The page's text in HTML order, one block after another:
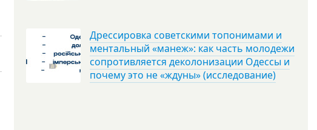
Дрессировка советскими топонимами и
ментальный «манеж»: как часть молодежи
сопротивляется деколонизации Одессы и
почему это не «ждуны» (исследование)